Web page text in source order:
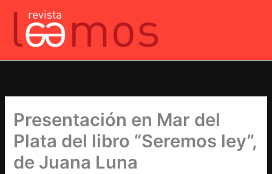
contenido
Presentación en Mar del
Plata del libro “Seremos ley”,
de Juana Luna